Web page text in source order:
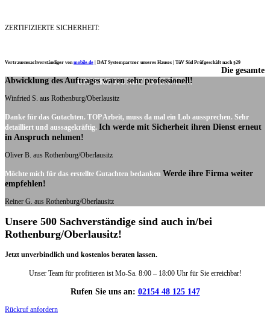
ZERTIFIZIERTE SICHERHEIT:
Vertrauenssachverständiger vonmobile.de DAT Systempartner unseres Hauses | TüV Süd Prüfgeschäft nach §29
UNSERE KUNDENSTIMMEN:
Die gesamte
Abwicklung des Auftrages waren sehr professionell!
Winfried S. aus Rothenburg/Oberlausitz
Danke für das Gutachten. TOP Arbeit, muss da mal ein Lob aussprechen. Sehr
detailliert und aussagekräftig. Ich werde mit Sicherheit ihren Dienst erneut
in Anspruch nehmen!
Oliver B. aus Rothenburg/Oberlausitz
Möchte mich für das erstellte Gutachten bedanken Werde ihre Firma weiter
empfehlen!
Reiner G. aus Rothenburg/Oberlausitz
Unsere 500 Sachverständige sind auch in/bei
Rothenburg/Oberlausitz!
Jetzt unverbindlich und kostenlos beraten lassen.
Unser Team für profitieren ist Mo-Sa. 8:00 – 18:00 Uhr für Sie erreichbar!
Rufen Sie uns an: 02154 48 125 147
Rückruf anfordern